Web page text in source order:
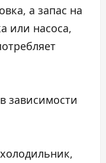
а запас на
или насоса,
зависимости